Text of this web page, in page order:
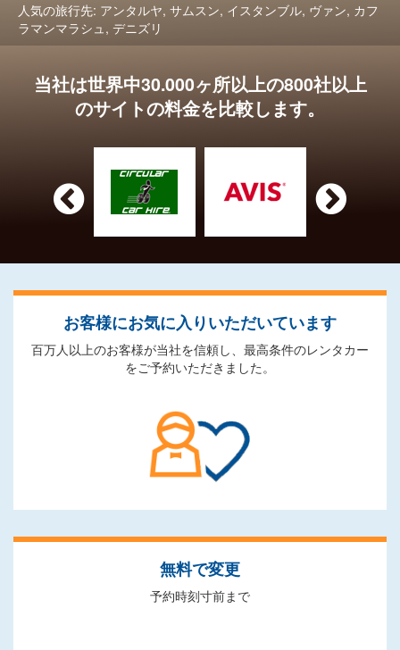
人気の旅行先: アンタルヤ, サムスン, イスタンブル, ヴァン, カフ
ラマンマラシュ, デニズリ
当社は世界中30.000ヶ所以上の800社以上
のサイトの料金を比較します。
 
お客様にお気に入りいただいています
百万人以上のお客様が当社を信頼し、最高条件のレンタカー
をご予約いただきました。
無料で変更
予約時刻寸前まで